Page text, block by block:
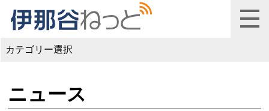
カテゴリー選択
ニュース